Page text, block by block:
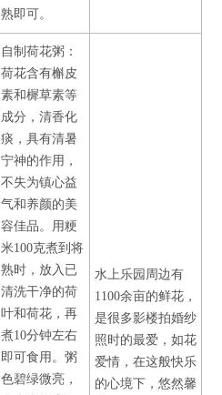
熟即可。
自制荷花粥：
荷花含有槲皮
素和樨草素等
成分，清香化
痰，具有清暑
宁神的作用，
不失为镇心益
气和养颜的美
容佳品。用粳
米100克煮到将
熟时，放入已
清洗干净的荷
叶和荷花，再
煮10分钟左右
即可食用。粥
色碧绿微亮，
水上乐园周边有
1100余亩的鲜花，
是很多影楼拍婚纱
照时的最爱，如花
爱情，在这般快乐
的心境下，悠然馨